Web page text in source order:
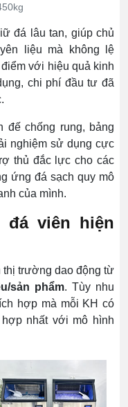
đá lâu tan, giúp chủ
liệu mà không lệ
với hiệu quả kinh
chi phí đầu tư đã
đế chống rung, bảng
nghiệm sử dụng cực
thủ đắc lực cho các
ứng đá sạch quy mô
của mình.
đá viên hiện
thị trường dao động từ
sản phẩm. Tùy nhu
hợp mà mỗi KH có
nhất với mô hình